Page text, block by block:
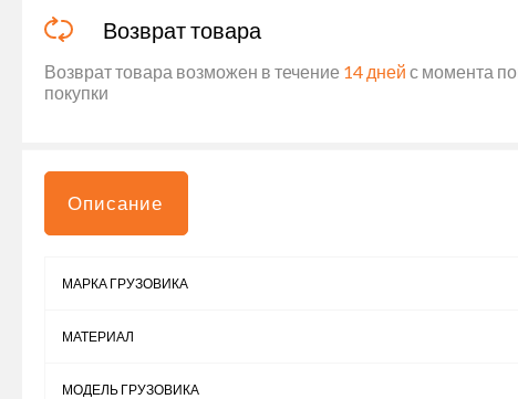
Возврат товара
Возврат товара возможен в течение 14 дней с момента
покупки
Описание
МАРКА ГРУЗОВИКА
МАТЕРИАЛ
МОДЕЛЬ ГРУЗОВИКА